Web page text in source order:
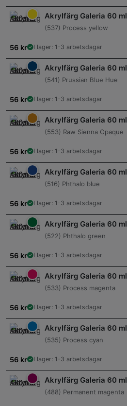
Akrylfärg Galeria 60 ml
(537) Process yellow
56 kr I lager: 1-3 arbetsdagar
Akrylfärg Galeria 60 ml
(541) Prussian Blue Hue
56 kr I lager: 1-3 arbetsdagar
Akrylfärg Galeria 60 ml
(553) Raw Sienna Opaque
56 kr I lager: 1-3 arbetsdagar
Akrylfärg Galeria 60 ml
(516) Phthalo blue
56 kr I lager: 1-3 arbetsdagar
Akrylfärg Galeria 60 ml
(522) Phthalo green
56 kr I lager: 1-3 arbetsdagar
Akrylfärg Galeria 60 ml
(533) Process magenta
56 kr I lager: 1-3 arbetsdagar
Akrylfärg Galeria 60 ml
(535) Process cyan
56 kr I lager: 1-3 arbetsdagar
Akrylfärg Galeria 60 ml
(488) Permanent magenta